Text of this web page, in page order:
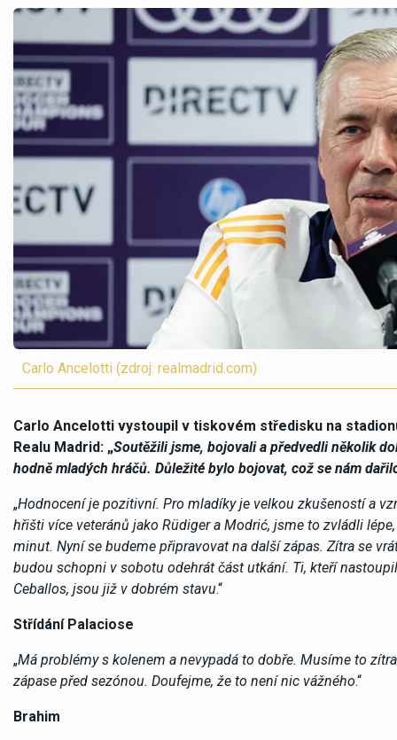
Carlo Ancelotti (zdroj: realmadrid.com)
Carlo Ancelotti vystoupil v tiskovém středisku na
Realu Madrid: „Soutěžili jsme, bojovali a předvedli několik
hodně mladých hráčů. Důležité bylo bojovat, což se nám
„Hodnocení je pozitivní. Pro mladíky je velkou zkušeností a
hřišti více veteránů jako Rüdiger a Modrić, jsme to zvládli
minut. Nyní se budeme připravovat na další zápas. Zítra se
budou schopni v sobotu odehrát část utkání. Ti, kteří
Ceballos, jsou již v dobrém stavu.“
Střídání Palaciose
„Má problémy s kolenem a nevypadá to dobře. Musíme to
zápase před sezónou. Doufejme, že to není nic vážného.“
Brahim